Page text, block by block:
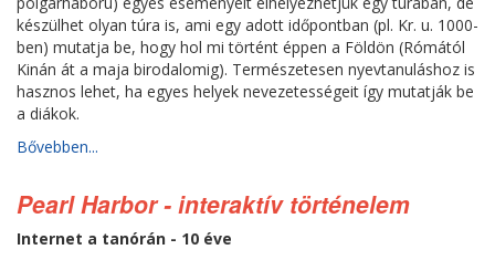
készülhet olyan túra is, ami egy adott időpontban (pl. Kr. u. 1000-
ben) mutatja be, hogy hol mi történt éppen a Földön (Rómától
Kinán át a maja birodalomig). Természetesen nyevtanuláshoz is
hasznos lehet, ha egyes helyek nevezetességeit így mutatják be
a diákok.
Bővebben...
Pearl Harbor - interaktív történelem
Internet a tanórán - 10 éve